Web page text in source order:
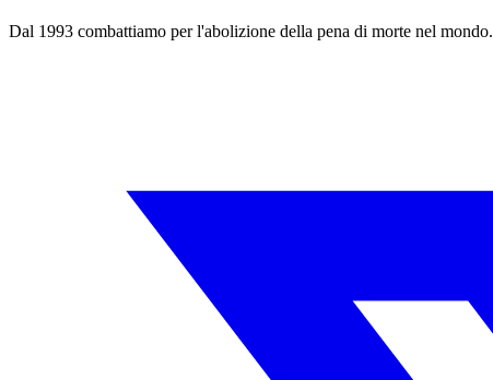
Dal 1993 combattiamo per l'abolizione della pena di morte nel mondo.